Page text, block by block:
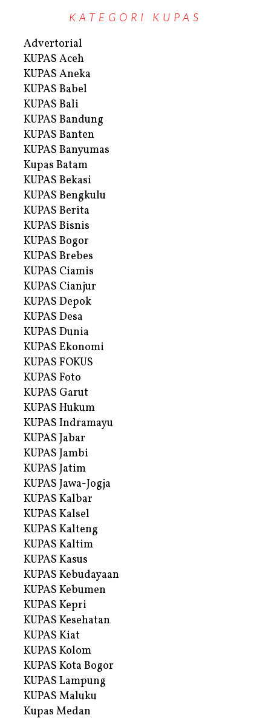
KATEGORI KUPAS
Advertorial
KUPAS Aceh
KUPAS Aneka
KUPAS Babel
KUPAS Bali
KUPAS Bandung
KUPAS Banten
KUPAS Banyumas
Kupas Batam
KUPAS Bekasi
KUPAS Bengkulu
KUPAS Berita
KUPAS Bisnis
KUPAS Bogor
KUPAS Brebes
KUPAS Ciamis
KUPAS Cianjur
KUPAS Depok
KUPAS Desa
KUPAS Dunia
KUPAS Ekonomi
KUPAS FOKUS
KUPAS Foto
KUPAS Garut
KUPAS Hukum
KUPAS Indramayu
KUPAS Jabar
KUPAS Jambi
KUPAS Jatim
KUPAS Jawa-Jogja
KUPAS Kalbar
KUPAS Kalsel
KUPAS Kalteng
KUPAS Kaltim
KUPAS Kasus
KUPAS Kebudayaan
KUPAS Kebumen
KUPAS Kepri
KUPAS Kesehatan
KUPAS Kiat
KUPAS Kolom
KUPAS Kota Bogor
KUPAS Lampung
KUPAS Maluku
Kupas Medan